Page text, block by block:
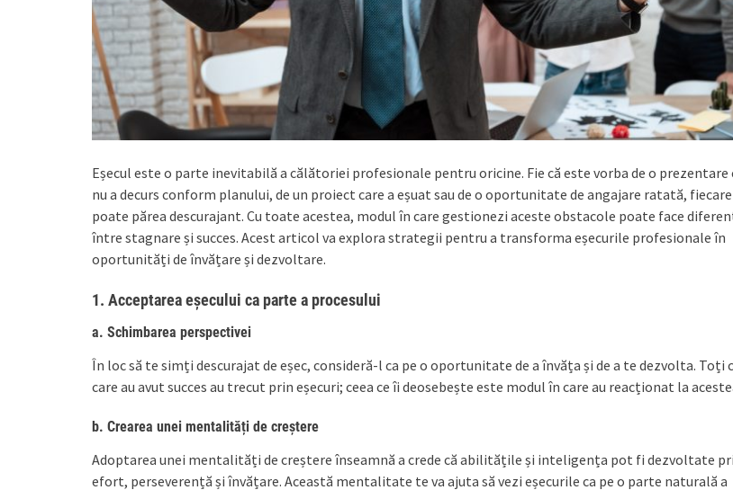
Eșecul este o parte inevitabilă a călătoriei profesionale pentru oricine. Fie că este vorba de o prezentare
nu a decurs conform planului, de un proiect care a eșuat sau de o oportunitate de angajare ratată, fiecare
poate părea descurajant. Cu toate acestea, modul în care gestionezi aceste obstacole poate face
între stagnare și succes. Acest articol va explora strategii pentru a transforma eșecurile profesionale în
oportunități de învățare și dezvoltare.
1. Acceptarea eșecului ca parte a procesului
a. Schimbarea perspectivei
În loc să te simți descurajat de eșec, consideră-l ca pe o oportunitate de a învăța și de a te dezvolta. Toți
care au avut succes au trecut prin eșecuri; ceea ce îi deosebește este modul în care au reacționat la
b. Crearea unei mentalități de creștere
Adoptarea unei mentalități de creștere înseamnă a crede că abilitățile și inteligența pot fi dezvoltate
efort, perseverență și învățare. Această mentalitate te va ajuta să vezi eșecurile ca pe o parte naturală a